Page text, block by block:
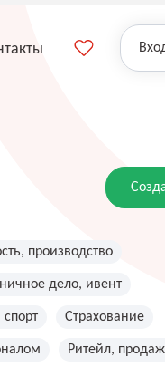
производство
дело, ивент
спорт Страхование
Ритейл,